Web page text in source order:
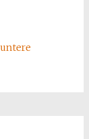
untere